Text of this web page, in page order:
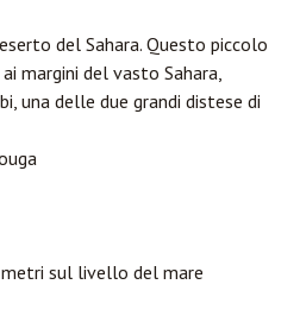
del Sahara. Questo piccolo
margini del vasto Sahara,
una delle due grandi distese di
sul livello del mare